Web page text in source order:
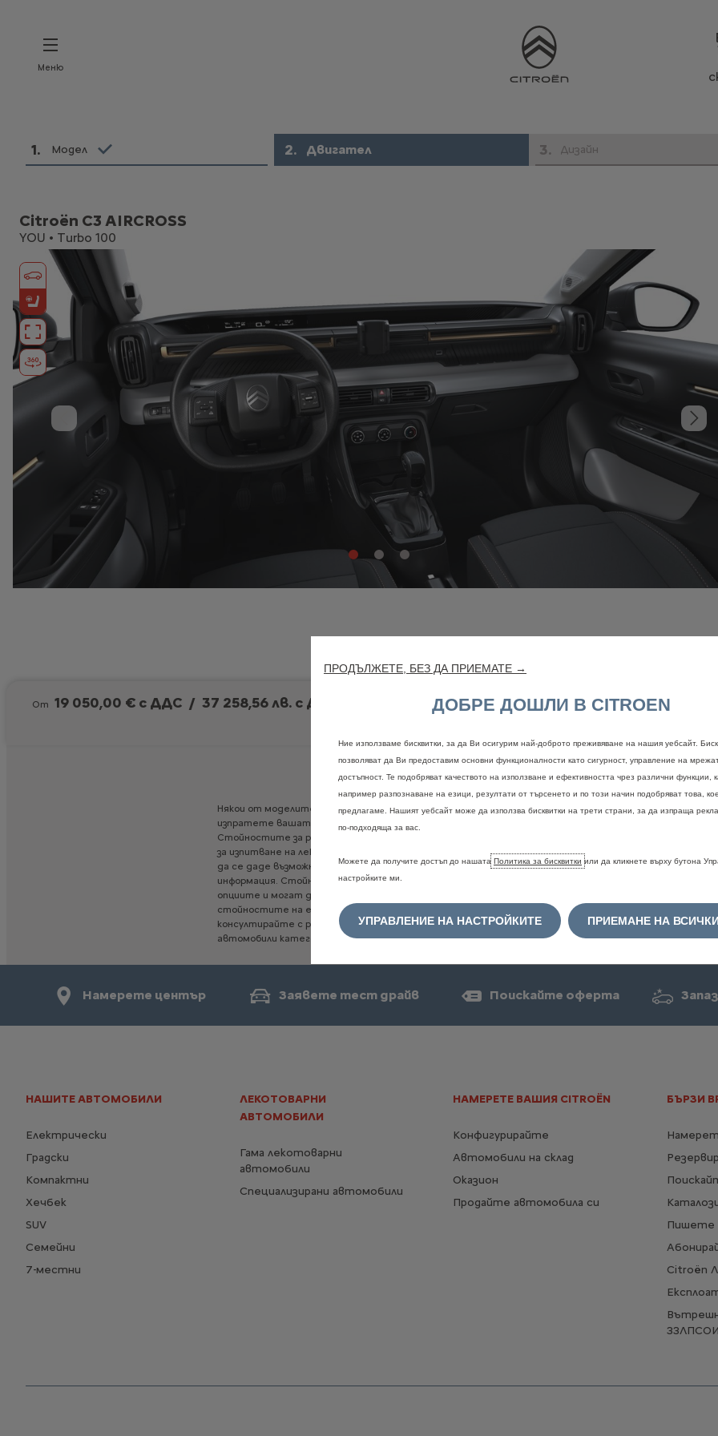
Меню
1. Модел 2. Двигател 3. Дизайн
Citroën C3 AIRCROSS
YOU • Turbo 100
От 19 050,00 € с ДДС / 37 258,56 лв. с ДДС
Правна информация
Някои от моделите, опциите и цветовете могат временно да не са налични. За потвърждение и
изпратете вашата
Стойностите за разход
за изпитване на леки (Регламент ЕС 2017/948) и съответните
да се даде възможност за съпоставимост с други превозни средства. Моля, свържете се с вашия
информация. Стойностите не вземат
опциите и могат да
стойностите на емисиите най-близкия Търговско-сервизен
консултирайте с ръководството "Национален справочник за разхода на гориво и емисиите на CO2 на
автомобили категория М1", свободно достъпни във всички точки на продажба.
Намерете център Заявете тест драйв Поискайте оферта
НАШИТЕ АВТОМОБИЛИ
Електрически
Градски
Компактни
Хечбек
SUV
Семейни
7-местни
ЛЕКОТОВАРНИ
АВТОМОБИЛИ
Гама лекотоварни
автомобили
Специализирани автомобили
НАМЕРЕТЕ ВАШИЯ CITROËN
Конфигурирайте
Автомобили на склад
Оказион
Продайте автомобила си
БЪРЗИ
Пишете
Citroën
ПРОДЪЛЖЕТЕ, БЕЗ ДА ПРИЕМАТЕ →
ДОБРЕ ДОШЛИ В CITROEN
Ние използваме бисквитки, за да Ви осигурим най-доброто преживяване на нашия уебсайт.
позволяват да Ви предоставим основни функционалности като сигурност, управление на
достъпност. Те подобряват качеството на използване и ефективността чрез различни функции,
например разпознаване на езици, резултати от търсенето и по този начин подобряват това,
предлагаме. Нашият уебсайт може да използва бисквитки на трети страни, за да изпраща
по-подходяща за вас.
Можете да получите достъп до нашата Политика за бисквитки или да кликнете върху бутона
настройките ми.
УПРАВЛЕНИЕ НА НАСТРОЙКИТЕ ПРИЕМАНЕ НА ВСИЧКИ